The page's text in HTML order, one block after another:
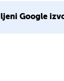
Google